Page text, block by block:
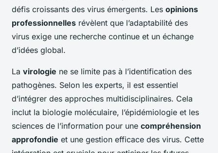
défis croissants des virus émergents. Les opinions
professionnelles révèlent que l’adaptabilité des
virus exige une recherche continue et un échange
d’idées global.
La virologie ne se limite pas à l’identification des
pathogènes. Selon les experts, il est essentiel
d’intégrer des approches multidisciplinaires. Cela
inclut la biologie moléculaire, l’épidémiologie et les
sciences de l’information pour une compréhension
approfondie et une gestion efficace des virus. Cette